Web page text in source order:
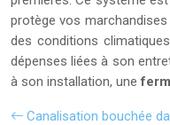
protège vos
des conditions
dépenses liées à son
à son installation, une
Canalisation bouchée